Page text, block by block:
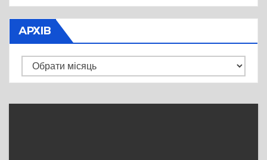
АРХІВ
Архів